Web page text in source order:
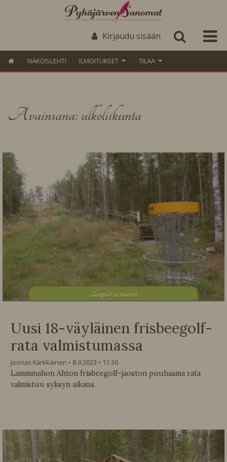
Kirjaudu sisään
NÄKÖISLEHTI ILMOITUKSET TILAA
Avainsana: ulkoliikunta
Lapset ja nuoret
Uusi 18-väyläinen frisbeegolf-
rata valmistumassa
Joonas Kärkkäinen 8.9.2023
11:30
Lamminahon Ahton frisbeegolf-jaoston puuhaama rata
valmistuu syksyn aikana.